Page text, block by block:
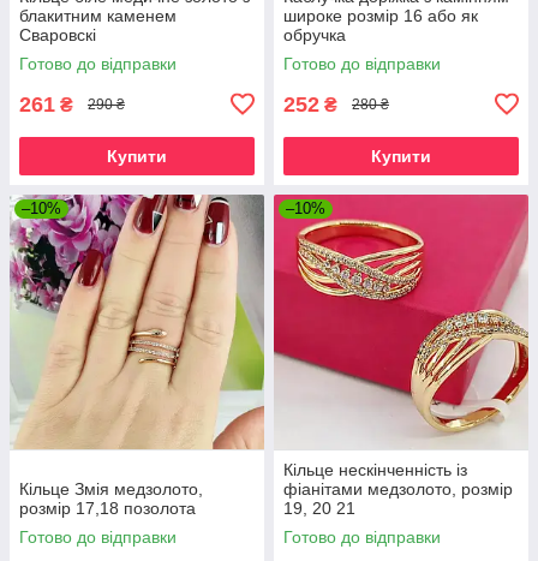
блакитним каменем
Сваровскі
Готово до відправки
261 ₴ 290 ₴
Купити
широке розмір 16 або як
обручка
Готово до відправки
252 ₴ 280 ₴
Купити
–10%
Кільце Змія медзолото,
розмір 17,18 позолота
Готово до відправки
–10%
Кільце нескінченність із
фіанітами медзолото, розмір
19, 20 21
Готово до відправки